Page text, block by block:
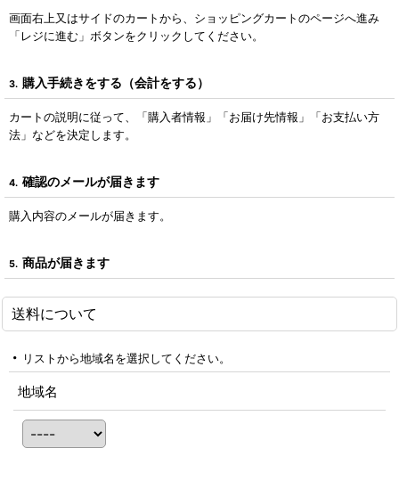
画面右上又はサイドのカートから、ショッピングカートのページへ進み
「レジに進む」ボタンをクリックしてください。
3. 購入手続きをする（会計をする）
カートの説明に従って、「購入者情報」「お届け先情報」「お支払い方
法」などを決定します。
4. 確認のメールが届きます
購入内容のメールが届きます。
5. 商品が届きます
送料について
リストから地域名を選択してください。
地域名